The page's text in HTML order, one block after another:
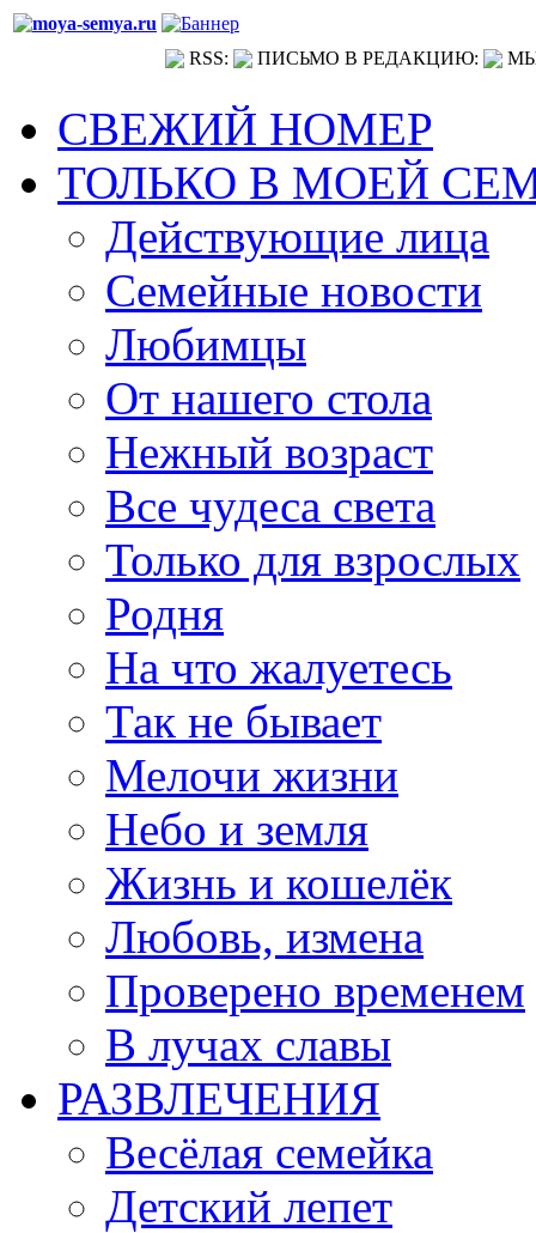
RSS: ПИСЬМО В РЕДАКЦИЮ:
СВЕЖИЙ НОМЕР
ТОЛЬКО В МОЕЙ
Действующие лица
Семейные новости
Любимцы
От нашего стола
Нежный возраст
Все чудеса света
Только для взрослых
Родня
На что жалуетесь
Так не бывает
Мелочи жизни
Небо и земля
Жизнь и кошелёк
Любовь, измена
Проверено временем
В лучах славы
РАЗВЛЕЧЕНИЯ
Весёлая семейка
Детский лепет